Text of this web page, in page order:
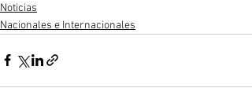
Noticias
Nacionales e Internacionales